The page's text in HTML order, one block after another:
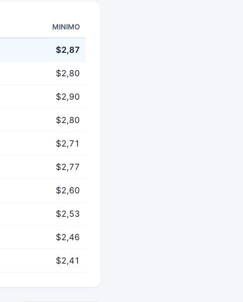
MINIMO
$2,87
$2,80
$2,90
$2,80
$2,71
$2,77
$2,60
$2,53
$2,46
$2,41